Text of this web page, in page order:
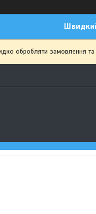
обробляти замовлення та